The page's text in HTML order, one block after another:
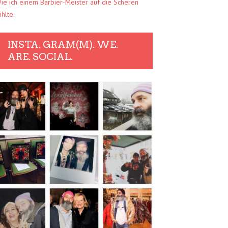
ich einem Barbier-Meister auf die Scheren
INSTA. GRAM(M). WE.
ARE. SOCIAL.